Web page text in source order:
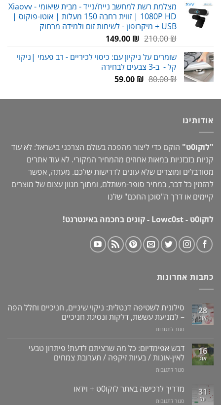
היה:
115.00 ₪.
הוא:
79.00 ₪.
מצלמת רשת למחשב נייח/נייד - מבית שיאומי Xiaovv -
1080P HD | זווית רחבה 150 מעלות | אוטו-פוקוס |
USB + מיקרופון - לשיחות זום ולמידה מרחוק
210.00₪
המחיר
היה:
210.00 ₪.
149.00 ₪
המחיר
הוא:
149.00 ₪.
שומרים על ניקיון עם: כיסוי לכיריים - רב פעמי |ניקוי
קל - ב-3 צבעים לבחירה
80.00₪
המחיר
היה:
59.00 ₪
המחיר
הוא:
אודותינו
"לוקו0ט"
הוקם כדי ליצור מהפכה בעולם הצרכני בישראל: לא עוד
קניות בזבזניות במאות אחוזים מהמחיר המקורי. לא עוד אתרים
מסורבלים ומוצרים שלא עונים לדרישות שלכם. מעתה, אפשר
להזמין כל דבר, במחיר סופר-משתלם, ומתוך מגוון עצום של מוצרים
קיימים או דרך ה"סוכן החכם" שלנו
לוקו0ט - Lowc0st - קונים בחכמה באינטרנט!
כתבות אחרונות
28
אוג
סילונית לשטיפה דנטלית: ניקוי שיניים, חניכיים וחלל הפה
– למניעת עששת, דלקות ונסיגת חניכיים
סגור לתגובות
לשטיפה
דנטלית:
ניקוי
שיניים,
וחלל
16
אוג
דבש אפימדיום: כל מה שרציתם לדעת! פיתרון טבעי
לאין-אונות / בעיות זיקפה / תערובת צמחים
סגור לתגובות
אפימדיום:
כל
מה
31
יול
מדריך לרכישה באתר לוקו0ט + וידאו
סגור לתגובות